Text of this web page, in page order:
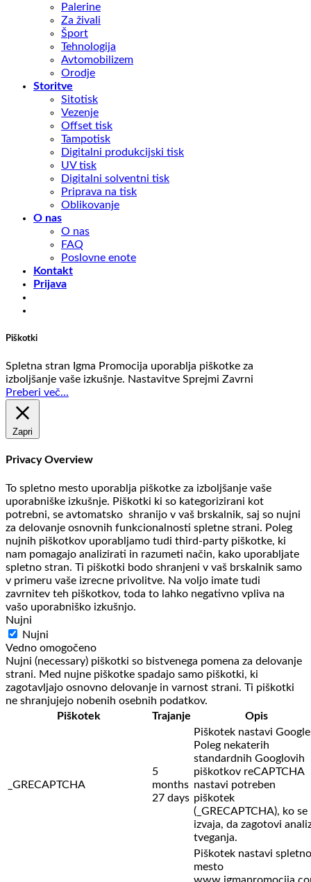
Palerine
Za živali
Šport
Tehnologija
Avtomobilizem
Orodje
Storitve
Sitotisk
Vezenje
Offset tisk
Tampotisk
Digitalni produkcijski tisk
UV tisk
Digitalni solventni tisk
Priprava na tisk
Oblikovanje
O nas
O nas
FAQ
Poslovne enote
Kontakt
Prijava
Piškotki
Spletna stran Igma Promocija uporablja piškotke za
izboljšanje vaše izkušnje. Nastavitve Sprejmi Zavrni
Preberi več...
Zapri
Privacy Overview
To spletno mesto uporablja piškotke za izboljšanje vaše
uporabniške izkušnje. Piškotki ki so kategorizirani kot
potrebni, se avtomatsko shranijo v vaš brskalnik, saj so nujni
za delovanje osnovnih funkcionalnosti spletne strani. Poleg
nujnih piškotkov uporabljamo tudi third-party piškotke, ki
nam pomagajo analizirati in razumeti način, kako uporabljate
spletno stran. Ti piškotki bodo shranjeni v vaš brskalnik samo
v primeru vaše izrecne privolitve. Na voljo imate tudi
zavrnitev teh piškotkov, toda to lahko negativno vpliva na
vašo uporabniško izkušnjo.
Nujni
Nujni
Vedno omogočeno
Nujni (necessary) piškotki so bistvenega pomena za delovanje
strani. Med nujne piškotke spadajo samo piškotki, ki
zagotavljajo osnovno delovanje in varnost strani. Ti piškotki
ne shranjujejo nobenih osebnih podatkov.
Piškotek
Trajanje Opis
_GRECAPTCHA
5
months
27 days
Piškotek nastavi
Poleg nekaterih
standardnih Googlovih
piškotkov reCAPTCHA
nastavi potreben
piškotek
(_GRECAPTCHA), ko se
izvaja, da zagotovi
tveganja.
Piškotek nastavi spletno
mesto